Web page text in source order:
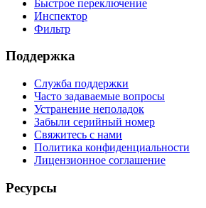
Быстрое переключение
Инспектор
Фильтр
Поддержка
Служба поддержки
Часто задаваемые вопросы
Устранение неполадок
Забыли серийный номер
Свяжитесь с нами
Политика конфиденциальности
Лицензионное соглашение
Ресурсы